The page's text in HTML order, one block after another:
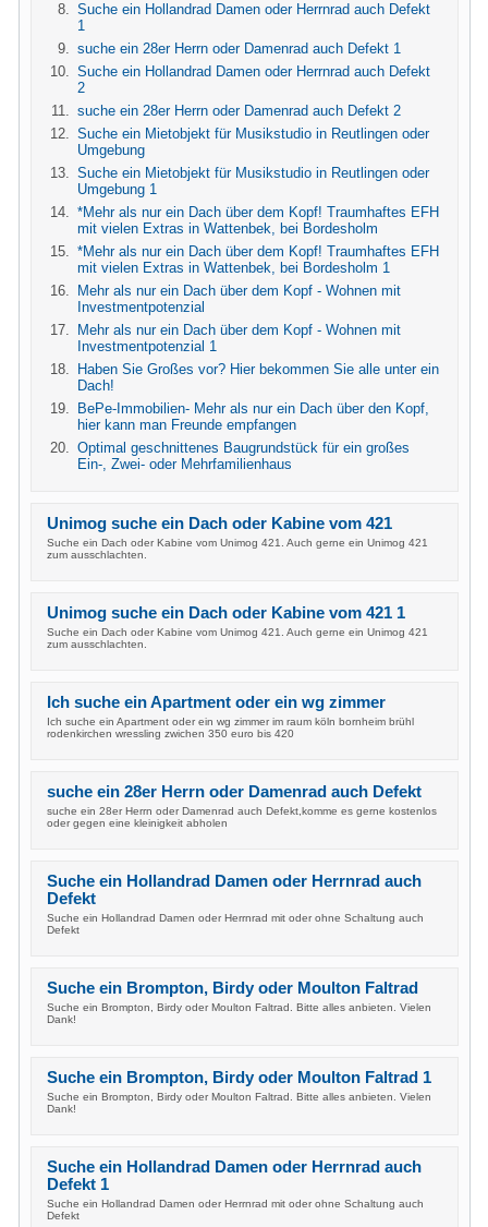
Suche ein Hollandrad Damen oder Herrnrad auch Defekt
1
suche ein 28er Herrn oder Damenrad auch Defekt 1
Suche ein Hollandrad Damen oder Herrnrad auch Defekt
2
suche ein 28er Herrn oder Damenrad auch Defekt 2
Suche ein Mietobjekt für Musikstudio in Reutlingen oder
Umgebung
Suche ein Mietobjekt für Musikstudio in Reutlingen oder
Umgebung 1
*Mehr als nur ein Dach über dem Kopf! Traumhaftes EFH
mit vielen Extras in Wattenbek, bei Bordesholm
*Mehr als nur ein Dach über dem Kopf! Traumhaftes EFH
mit vielen Extras in Wattenbek, bei Bordesholm 1
Mehr als nur ein Dach über dem Kopf - Wohnen mit
Investmentpotenzial
Mehr als nur ein Dach über dem Kopf - Wohnen mit
Investmentpotenzial 1
Haben Sie Großes vor? Hier bekommen Sie alle unter ein
Dach!
BePe-Immobilien- Mehr als nur ein Dach über den Kopf,
hier kann man Freunde empfangen
Optimal geschnittenes Baugrundstück für ein großes
Ein-, Zwei- oder Mehrfamilienhaus
Unimog suche ein Dach oder Kabine vom 421
Suche ein Dach oder Kabine vom Unimog 421. Auch gerne ein Unimog 421
zum ausschlachten.
Unimog suche ein Dach oder Kabine vom 421 1
Suche ein Dach oder Kabine vom Unimog 421. Auch gerne ein Unimog 421
zum ausschlachten.
Ich suche ein Apartment oder ein wg zimmer
Ich suche ein Apartment oder ein wg zimmer im raum köln bornheim brühl
rodenkirchen wressling zwichen 350 euro bis 420
suche ein 28er Herrn oder Damenrad auch Defekt
suche ein 28er Herrn oder Damenrad auch Defekt,komme es gerne kostenlos
oder gegen eine kleinigkeit abholen
Suche ein Hollandrad Damen oder Herrnrad auch
Defekt
Suche ein Hollandrad Damen oder Herrnrad mit oder ohne Schaltung auch
Defekt
Suche ein Brompton, Birdy oder Moulton Faltrad
Suche ein Brompton, Birdy oder Moulton Faltrad. Bitte alles anbieten. Vielen
Dank!
Suche ein Brompton, Birdy oder Moulton Faltrad 1
Suche ein Brompton, Birdy oder Moulton Faltrad. Bitte alles anbieten. Vielen
Dank!
Suche ein Hollandrad Damen oder Herrnrad auch
Defekt 1
Suche ein Hollandrad Damen oder Herrnrad mit oder ohne Schaltung auch
Defekt